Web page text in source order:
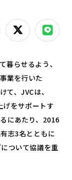
暮らせるよう、
業を行いた
て、JVCは、
げをサポートす
にあたり、2016
志3名とともに
ついて協議を重